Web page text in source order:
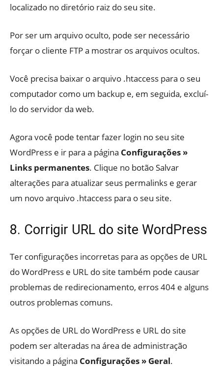
localizado no diretório raiz do seu site.
Por ser um arquivo oculto, pode ser necessário
forçar o cliente FTP a mostrar os arquivos ocultos.
Você precisa baixar o arquivo .htaccess para o seu
computador como um backup e, em seguida, excluí-
lo do servidor da web.
Agora você pode tentar fazer login no seu site
WordPress e ir para a página Configurações »
Links permanentes. Clique no botão Salvar
alterações para atualizar seus permalinks e gerar
um novo arquivo .htaccess para o seu site.
8. Corrigir URL do site WordPress
Ter configurações incorretas para as opções de URL
do WordPress e URL do site também pode causar
problemas de redirecionamento, erros 404 e alguns
outros problemas comuns.
As opções de URL do WordPress e URL do site
podem ser alteradas na área de administração
visitando a página Configurações » Geral.